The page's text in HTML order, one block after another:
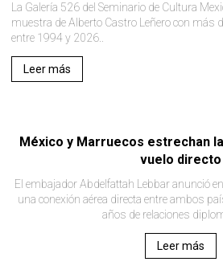
La Galería 526 del Seminario de Cultura
muestra de Alberto Castro Leñero con más
entre 1994 y 2026..
Leer más
México y Marruecos estrechan
vuelo directo
El embajador Abdelfattah Lebbar anunció
una conexión aérea directa entre ambos
años de relaciones
Leer más